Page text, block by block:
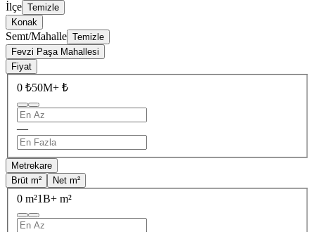
İlçe Temizle
Konak
Semt/Mahalle Temizle
Fevzi Paşa Mahallesi
Fiyat
0 ₺50M+ ₺
—
Metrekare
Brüt m²
Net m²
0 m²1B+ m²